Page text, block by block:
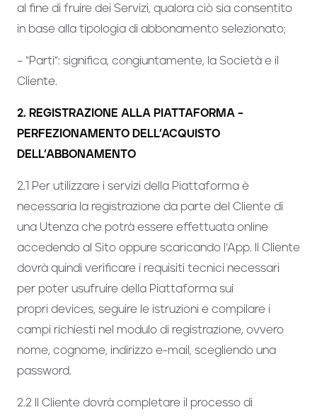
al fine di fruire dei Servizi, qualora ciò sia consentito
in base alla tipologia di abbonamento selezionato;
– “Parti”: significa, congiuntamente, la Società e il
Cliente.
2. REGISTRAZIONE ALLA PIATTAFORMA –
PERFEZIONAMENTO DELL’ACQUISTO
DELL’ABBONAMENTO
2.1 Per utilizzare i servizi della Piattaforma è
necessaria la registrazione da parte del Cliente di
una Utenza che potrà essere effettuata online
accedendo al Sito oppure scaricando l’App. Il Cliente
dovrà quindi verificare i requisiti tecnici necessari
per poter usufruire della Piattaforma sui
propri devices, seguire le istruzioni e compilare i
campi richiesti nel modulo di registrazione, ovvero
nome, cognome, indirizzo e-mail, scegliendo una
password.
2.2 Il Cliente dovrà completare il processo di